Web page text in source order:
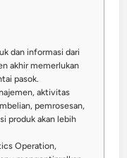
dan informasi dari
akhir memerlukan
pasok.
aktivitas
pemrosesan,
produk akan lebih
Operation,